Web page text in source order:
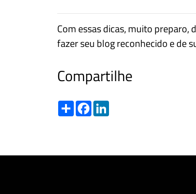
Com essas dicas, muito preparo,
fazer seu blog reconhecido e de
Compartilhe
ShareFacebook